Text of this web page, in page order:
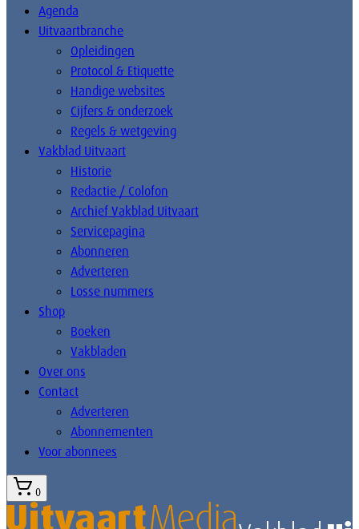
Agenda
Uitvaartbranche
Opleidingen
Protocol & Etiquette
Handige websites
Cijfers & onderzoek
Regels & wetgeving
Vakblad Uitvaart
Historie
Redactie / Colofon
Archief Vakblad Uitvaart
Servicepagina
Abonneren
Adverteren
Losse nummers
Shop
Boeken
Vakbladen
Over ons
Contact
Adverteren
Abonnementen
Voor abonnees
0